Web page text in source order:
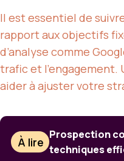
Il est essentiel de
rapport aux objectifs
d’analyse comme
trafic et
aider à ajuster votre
À lire
Prospection
techniques